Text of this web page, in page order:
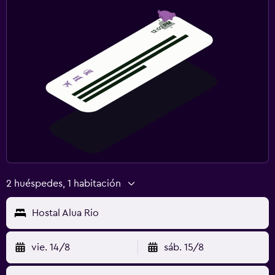
2 huéspedes, 1 habitación
Hostal Alua Rio
vie. 14/8 sáb. 15/8